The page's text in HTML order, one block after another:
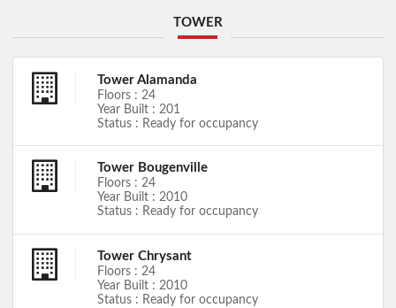
TOWER
Tower Alamanda
Floors : 24
Year Built : 201
Status : Ready for occupancy
Tower Bougenville
Floors : 24
Year Built : 2010
Status : Ready for occupancy
Tower Chrysant
Floors : 24
Year Built : 2010
Status : Ready for occupancy